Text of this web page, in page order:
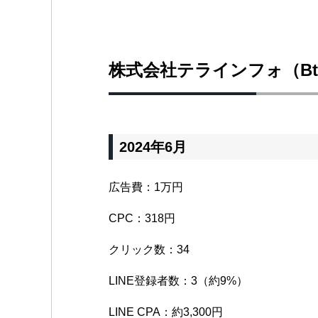
株式会社テラインフォ（
2024年6月
広告費：1万円
CPC：318円
クリック数：34
LINE登録者数：3（約9%）
LINE CPA：約3,300円